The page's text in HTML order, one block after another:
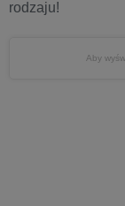
rodzaju!
Aby